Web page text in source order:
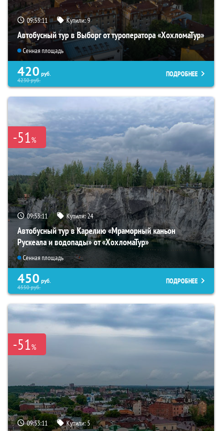
09:53:09 Купили:9
Автобусный тур в Выборг от туроператора «ХохломаТур»
Сенная площадь
420 руб.
4230руб.
ПОДРОБНЕЕ
-51%
09:53:09 Купили:24
Автобусный тур в Карелию «Мраморный каньон
Рускеала и водопады» от «ХохломаТур»
Сенная площадь
450 руб.
4550руб.
ПОДРОБНЕЕ
-51%
09:53:09 Купили:5